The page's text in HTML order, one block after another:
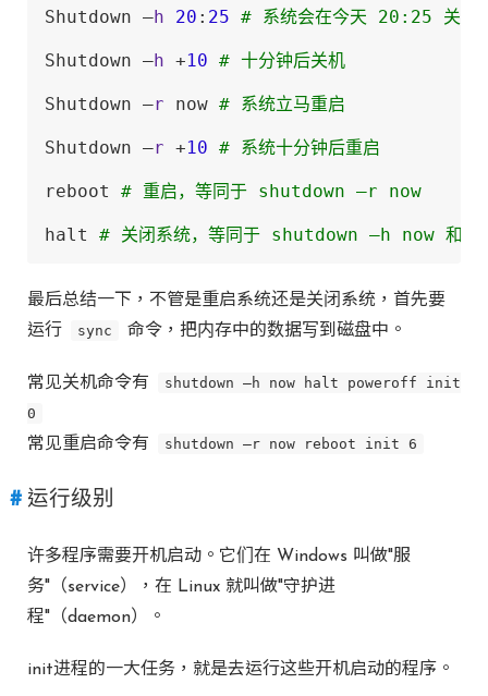
Shutdown –h 20 : 25 # 系统会在今天 20:25 关机
Shutdown –h +10 # 十分钟后关机
Shutdown –r now # 系统立马重启
Shutdown –r +10 # 系统十分钟后重启
reboot # 重启，等同于 shutdown –r now
halt # 关闭系统，等同于 shutdown –h now 和
最后总结一下，不管是重启系统还是关闭系统，首先要
运行
sync 命令，把内存中的数据写到磁盘中。
常见关机命令有
shutdown –h now halt poweroff init
0
常见重启命令有 shutdown –r now reboot init 6
运行级别
许多程序需要开机启动。它们在 Windows 叫做"服
务"（service），在 Linux 就叫做"守护进
程"（daemon）。
init进程的一大任务，就是去运行这些开机启动的程序。